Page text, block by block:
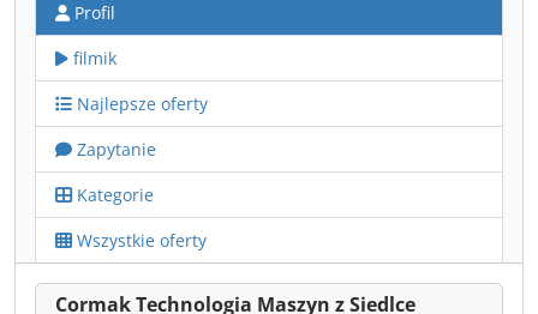
Profil
filmik
Najlepsze oferty
Zapytanie
Kategorie
Wszystkie oferty
Cormak Technologia Maszyn z Siedlce